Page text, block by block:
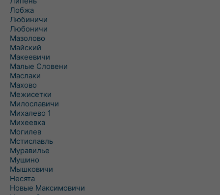
Лобжа
Любиничи
Любоничи
Мазолово
Майский
Макеевичи
Малые Словени
Маслаки
Махово
Межисетки
Милославичи
Михалево 1
Михеевка
Могилев
Мстиславль
Муравилье
Мушино
Мышковичи
Несята
Новые Максимовичи